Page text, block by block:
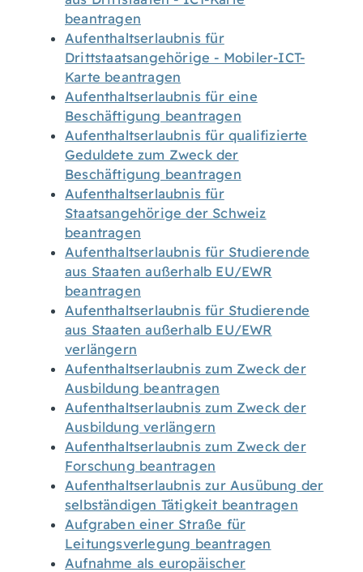
beantragen
Aufenthaltserlaubnis für
Drittstaatsangehörige - Mobiler-ICT-
Karte beantragen
Aufenthaltserlaubnis für eine
Beschäftigung beantragen
Aufenthaltserlaubnis für qualifizierte
Geduldete zum Zweck der
Beschäftigung beantragen
Aufenthaltserlaubnis für
Staatsangehörige der Schweiz
beantragen
Aufenthaltserlaubnis für Studierende
aus Staaten außerhalb EU/EWR
beantragen
Aufenthaltserlaubnis für Studierende
aus Staaten außerhalb EU/EWR
verlängern
Aufenthaltserlaubnis zum Zweck der
Ausbildung beantragen
Aufenthaltserlaubnis zum Zweck der
Ausbildung verlängern
Aufenthaltserlaubnis zum Zweck der
Forschung beantragen
Aufenthaltserlaubnis zur Ausübung der
selbständigen Tätigkeit beantragen
Aufgraben einer Straße für
Leitungsverlegung beantragen
Aufnahme als europäischer